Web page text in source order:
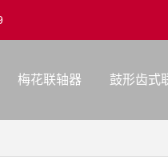
梅花联轴器 鼓形齿式